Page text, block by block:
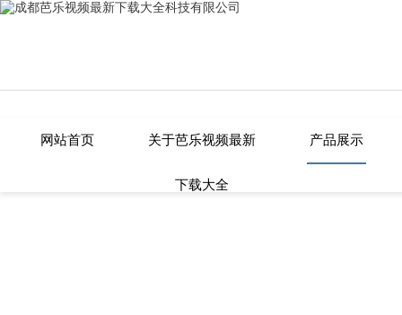
芭乐视频最新下载大全,芭乐APP在
网站首页 关于芭乐视频最新
下载大全
产品展示